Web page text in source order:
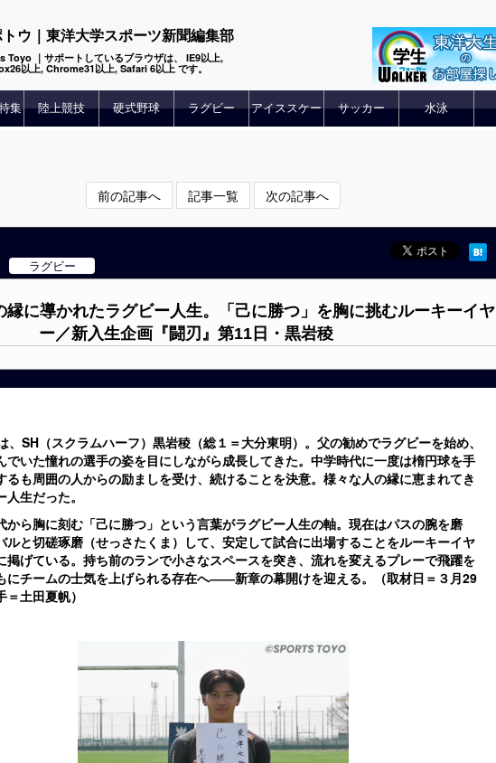
ウ｜東洋大学スポーツ新聞編集部
Toyo ｜サポートしているブラウザは、 IE9以上,
以上, Chrome31以上, Safari 6以上 です。
集 陸上競技 硬式野球 ラグビー アイススケー サッカー 水泳
前の記事へ 記事一覧 次の記事へ
ラグビー
縁に導かれたラグビー人生。「己に勝つ」を胸に挑むルーキーイヤ
ー／新入生企画『闘刃』第11日・黒岩稜
、SH（スクラムハーフ）黒岩稜（総１＝大分東明）。父の勧めでラグビーを始め、
でいた憧れの選手の姿を目にしながら成長してきた。中学時代に一度は楕円球を手
るも周囲の人からの励ましを受け、続けることを決意。様々な人の縁に恵まれてき
生だった。
から胸に刻む「己に勝つ」という言葉がラグビー人生の軸。現在はパスの腕を磨
ルと切磋琢磨（せっさたくま）して、安定して試合に出場することをルーキーイヤ
掲げている。持ち前のランで小さなスペースを突き、流れを変えるプレーで飛躍を
にチームの士気を上げられる存在へ――新章の幕開けを迎える。（取材日＝３月29
＝土田夏帆）